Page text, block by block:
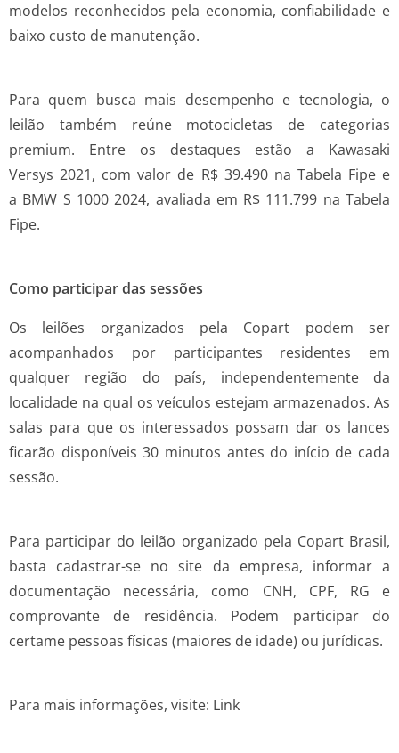
modelos reconhecidos pela economia, confiabilidade e
baixo custo de manutenção.
Para quem busca mais desempenho e tecnologia, o
leilão também reúne motocicletas de categorias
premium. Entre os destaques estão a Kawasaki
Versys 2021, com valor de R$ 39.490 na Tabela Fipe e
a BMW S 1000 2024, avaliada em R$ 111.799 na Tabela
Fipe.
Como participar das sessões
Os leilões organizados pela Copart podem ser
acompanhados por participantes residentes em
qualquer região do país, independentemente da
localidade na qual os veículos estejam armazenados. As
salas para que os interessados possam dar os lances
ficarão disponíveis 30 minutos antes do início de cada
sessão.
Para participar do leilão organizado pela Copart Brasil,
basta cadastrar-se no site da empresa, informar a
documentação necessária, como CNH, CPF, RG e
comprovante de residência. Podem participar do
certame pessoas físicas (maiores de idade) ou jurídicas.
Para mais informações, visite: Link